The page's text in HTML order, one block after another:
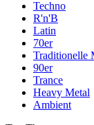
Techno
R'n'B
Latin
70er
Traditionelle
90er
Trance
Heavy Metal
Ambient